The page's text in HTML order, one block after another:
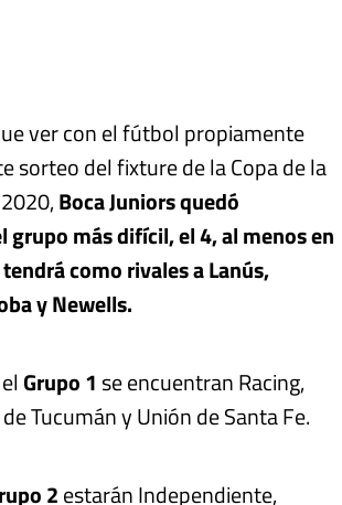
ver con el fútbol propiamente
sorteo del fixture de la Copa de la
Boca Juniors quedó
grupo más difícil, el 4, al menos en
como rivales a Lanús,
y Newells.
Grupo 1 se encuentran Racing,
Tucumán y Unión de Santa Fe.
2estarán Independiente,